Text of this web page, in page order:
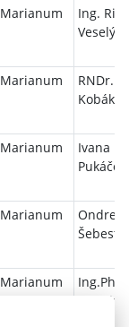
Marianum
Ing.
Veselý
Marianum
RNDr.
Marianum
Ivana
Marianum
Ondrej
Šebesta
Marianum
Ing.PhD.
Marek